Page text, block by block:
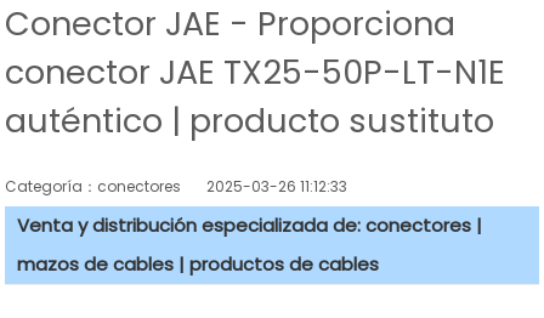
Conector JAE - Proporciona
conector JAE TX25-50P-LT-N1E
auténtico | producto sustituto
Categoría：conectores 2025-03-26 11:12:33
Venta y distribución especializada de: conectores |
mazos de cables | productos de cables